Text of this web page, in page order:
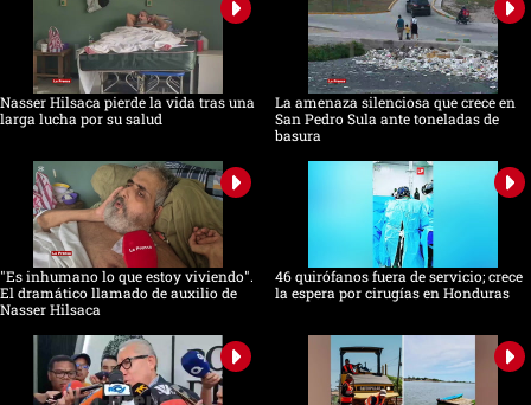
Nasser Hilsaca pierde la vida tras una
larga lucha por su salud
La amenaza silenciosa que crece en
San Pedro Sula ante toneladas de
basura
"Es inhumano lo que estoy viviendo".
El dramático llamado de auxilio de
Nasser Hilsaca
46 quirófanos fuera de servicio; crece
la espera por cirugías en Honduras